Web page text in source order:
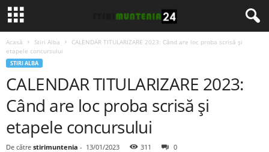
Acasă Stiri Alba
CALENDAR TITULARIZARE 2023: Când are loc proba scrisă și
etapele concursului
STIRI ALBA
CALENDAR TITULARIZARE 2023:
Când are loc proba scrisă și
etapele concursului
De către stirimuntenia - 13/01/2023 311 0